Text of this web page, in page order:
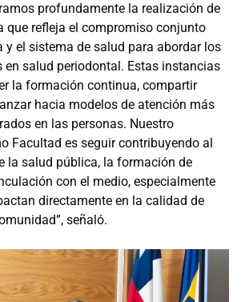
profundamente la realización de
que refleja el compromiso conjunto
y el sistema de salud para abordar los
en salud periodontal. Estas instancias
la formación continua, compartir
hacia modelos de atención más
en las personas. Nuestro
Facultad es seguir contribuyendo al
la salud pública, la formación de
con el medio, especialmente
directamente en la calidad de
señaló.